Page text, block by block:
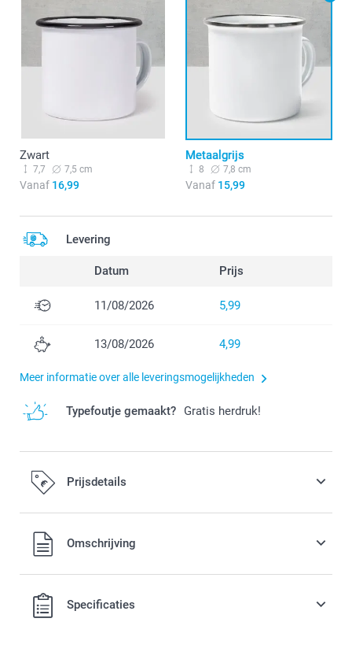
Zwart
7,7 7,5 cm
Vanaf 16,99
Metaalgrijs
8 7,8 cm
Vanaf15,99
Levering
Datum Prijs
11/08/2026 5,99
13/08/2026 4,99
Meer informatie over alle leveringsmogelijkheden
Typefoutje gemaakt? Gratis herdruk!
Prijsdetails
Alle prijzen zijn in EURO (€) inclusief BTW en exclusief
verzendkosten.Omschrijving
Specificaties